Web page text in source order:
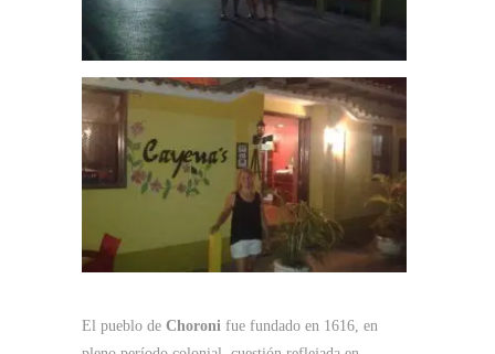
El pueblo de Choroni fue fundado en 1616, en